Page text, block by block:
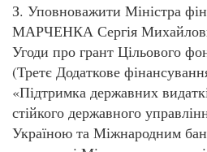
З. Уповноважити Міністра
МАРЧЕНКА Сергія
Угоди про грант Цільового
(Третє Додаткове
«Підтримка державних
стійкого державного
Україною та Міжнародним